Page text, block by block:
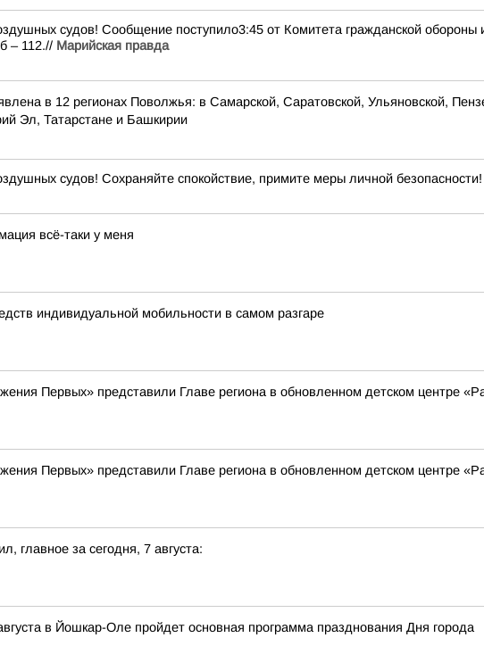
судов! Сообщение поступило3:45 от Комитета гражданской
– 112.// Марийская правда
в 12 регионах Поволжья: в Самарской, Саратовской, Ульяновской,
Эл, Татарстане и Башкирии
судов! Сохраняйте спокойствие, примите меры личной безопасности!
всё-таки у меня
индивидуальной мобильности в самом разгаре
Первых» представили Главе региона в обновленном детском центре
Первых» представили Главе региона в обновленном детском центре
главное за сегодня, 7 августа:
в Йошкар-Оле пройдет основная программа празднования Дня города